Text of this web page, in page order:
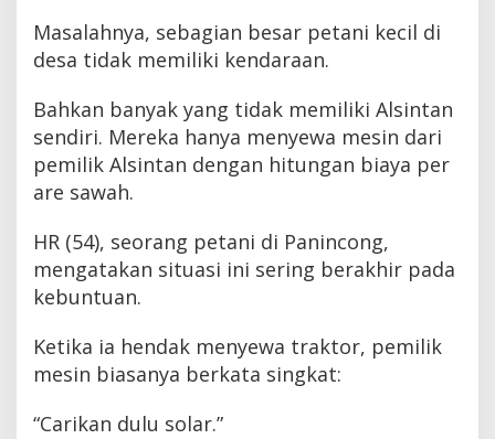
Masalahnya, sebagian besar petani kecil di
desa tidak memiliki kendaraan.
Bahkan banyak yang tidak memiliki Alsintan
sendiri. Mereka hanya menyewa mesin dari
pemilik Alsintan dengan hitungan biaya per
are sawah.
HR (54), seorang petani di Panincong,
mengatakan situasi ini sering berakhir pada
kebuntuan.
Ketika ia hendak menyewa traktor, pemilik
mesin biasanya berkata singkat:
“Carikan dulu solar.”